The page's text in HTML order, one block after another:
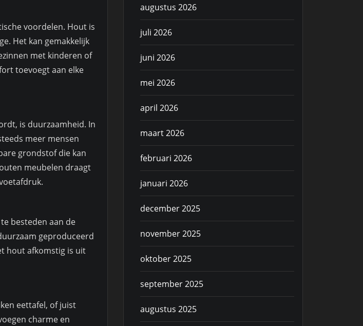
voordelen. Hout is
Het kan gemakkelijk
met kinderen of
toevoegt aan elke
is duurzaamheid. In
meer mensen
grondstof die kan
meubelen draagt
besteden aan de
geproduceerd
hout afkomstig is uit
eettafel, of juist
charme en
augustus 2026
juli 2026
juni 2026
mei 2026
april 2026
maart 2026
februari 2026
januari 2026
december 2025
november 2025
oktober 2025
september 2025
augustus 2025